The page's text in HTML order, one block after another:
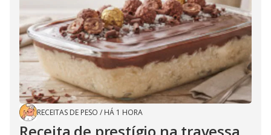
RECEITAS DE PESO / HÁ 1 HORA
Receita de prestígio na travessa